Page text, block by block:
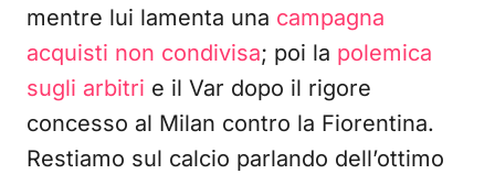
mentre lui lamenta una campagna
acquisti non condivisa; poi la polemica
sugli arbitri e il Var dopo il rigore
concesso al Milan contro la Fiorentina.
Restiamo sul calcio parlando dell’ottimo